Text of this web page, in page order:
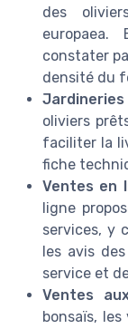
des
constater
densité du
Jardineries
oliviers
faciliter la
fiche
Ventes en
ligne
services, y
les avis
service et
Ventes
bonsaïs,